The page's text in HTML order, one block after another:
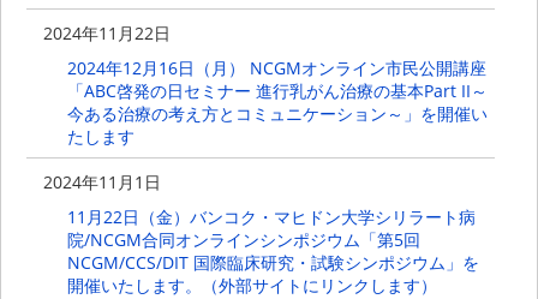
2024年11月22日
2024年12月16日（月） NCGMオンライン市民公開講座
「ABC啓発の日セミナー 進行乳がん治療の基本Part II～
今ある治療の考え方とコミュニケーション～」を開催い
たします
2024年11月1日
11月22日（金）バンコク・マヒドン大学シリラート病
院/NCGM合同オンラインシンポジウム「第5回
NCGM/CCS/DIT 国際臨床研究・試験シンポジウム」を
開催いたします。（外部サイトにリンクします）